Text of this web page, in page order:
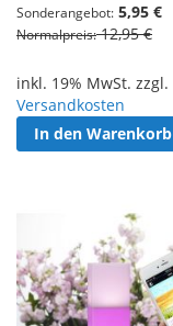
Sonderangebot 5,95 €
Normalpreis 12,95 €
inkl. 19% MwSt. zzgl.
Versandkosten
In den Warenkorb